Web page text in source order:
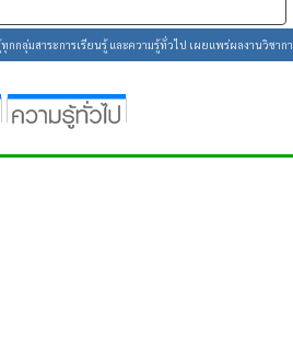
กลุ่มสาระการเรียนรู้ และความรู้ทั่วไป เผยแพร่ผลงานวิชาก